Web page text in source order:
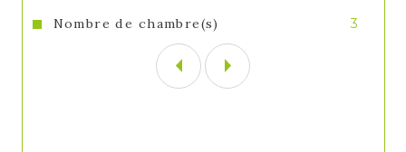
Nombre de chambre(s) 3